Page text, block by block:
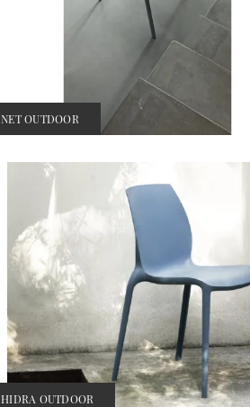
NET OUTDOOR
HIDRA OUTDOOR